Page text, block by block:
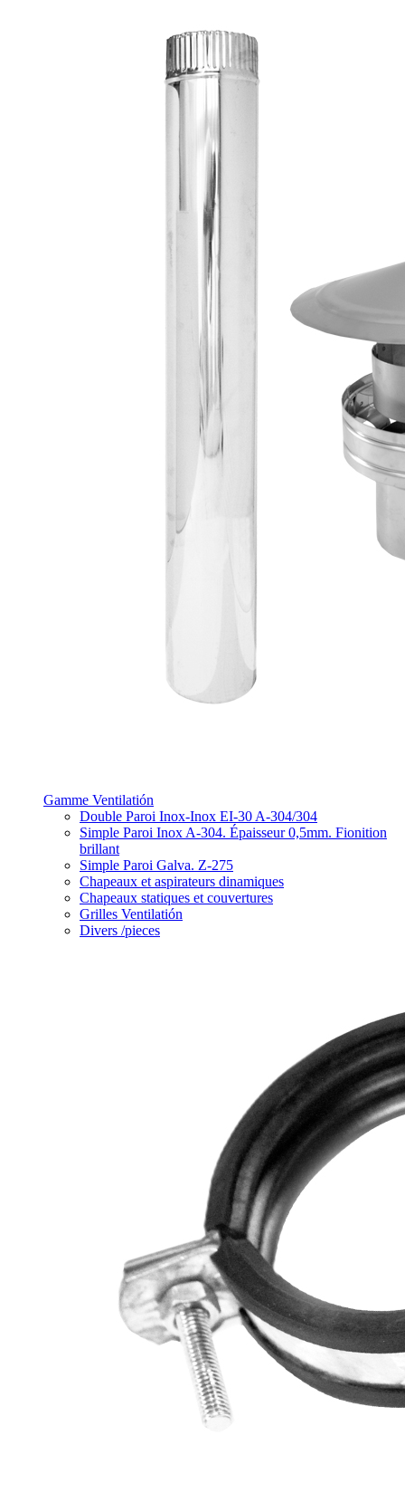
Gamme Ventilatión
Double Paroi Inox-Inox EI-30 A-304/304
Simple Paroi Inox A-304. Épaisseur 0,5mm. Fionition
brillant
Simple Paroi Galva. Z-275
Chapeaux et aspirateurs dinamiques
Chapeaux statiques et couvertures
Grilles Ventilatión
Divers /pieces